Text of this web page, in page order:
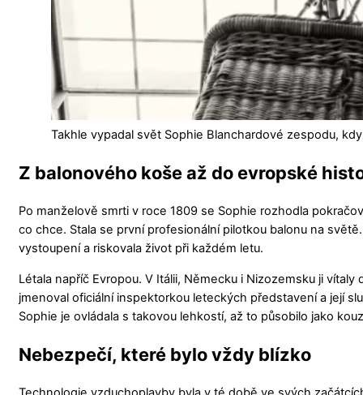
Takhle vypadal svět Sophie Blanchardové zespodu,
Z balonového koše až do evropské
Po manželově smrti v roce 1809 se Sophie rozhodla
co chce. Stala se první profesionální pilotkou balonu na
vystoupení a riskovala život při každém letu.
Létala napříč Evropou. V Itálii, Německu i Nizozemsku ji
jmenoval oficiální inspektorkou leteckých představení a její
Sophie je ovládala s takovou lehkostí, až to působilo jako
Nebezpečí, které bylo vždy blízko